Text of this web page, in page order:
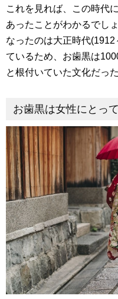
これを見れば、この時代
あったことがわかるでし
なったのは大正時代
ているため、お歯黒は
と根付いていた文化だっ
お歯黒は女性にとっ